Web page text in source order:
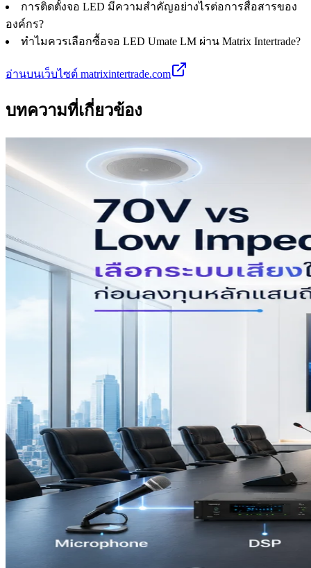
การติดตั้งจอ LED มีความสำคัญอย่างไรต่อการสื่อสารของ
องค์กร?
ทำไมควรเลือกซื้อจอ LED Umate LM ผ่าน Matrix Intertrade?
อ่านบนเว็บไซต์ matrixintertrade.com
บทความที่เกี่ยวข้อง